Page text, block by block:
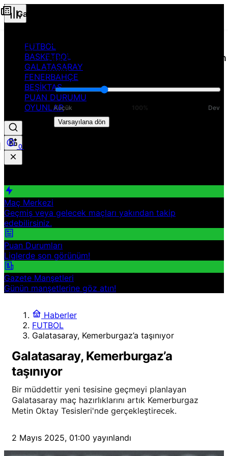
FUTBOL
BASKETBOL
GALATASARAY
FENERBAHÇE
BEŞİKTAŞ
PUAN DURUMU
OYUNLAR
Maç Merkezi
Geçmiş veya gelecek maçları yakından takip
edebilirsiniz.
Puan Durumları
Liglerde son görünüm!
Gazete Manşetleri
Günün manşetlerine göz atın!
Haberler
FUTBOL
Galatasaray, Kemerburgaz’a taşınıyor
Galatasaray, Kemerburgaz’a
taşınıyor
Bir müddettir yeni tesisine geçmeyi planlayan
Galatasaray maç hazırlıklarını artık Kemerburgaz
Metin Oktay Tesisleri'nde gerçekleştirecek.
2 Mayıs 2025, 01:00 yayınlandı
Galatasaray, Kemerburgaz’a taşınıyor
Normal
(100%)
Yazı Boyutunu Ayarla
Okuma rahatlığı için
seçin
Küçük
Dev
Varsayılana dön
0